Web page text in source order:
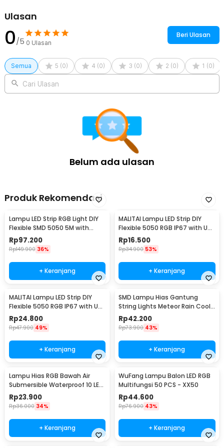
Ulasan
0/5 0 Ulasan
Beri Ulasan
Semua 5 (0) 4 (0) 3 (0) 2 (0) 1 (0)
Cari Ulasan
Belum ada ulasan
Produk Rekomendasi
Lampu LED Strip RGB Light DIY
Flexible SMD 5050 5M with
Remote
Rp97.200
Rp149.900 36%
+ Keranjang
MALITAI Lampu LED Strip DIY
Flexible 5050 RGB IP67 with USB
Controller 1M - SMD2835
Rp16.500
Rp34.900 53%
+ Keranjang
MALITAI Lampu LED Strip DIY
Flexible 5050 RGB IP67 with USB
Controller 2M - SMD2835
Rp24.800
Rp47.900 49%
+ Keranjang
SMD Lampu Hias Gantung
String Lights Meteor Rain Cool
White 30cm 8 PCS
Rp42.200
Rp73.900 43%
+ Keranjang
Lampu Hias RGB Bawah Air
Submersible Waterproof 10 LED
with Remote - 13017
Rp23.900
Rp36.000 34%
+ Keranjang
WuFang Lampu Balon LED RGB
Multifungsi 50 PCS - XX50
Rp44.600
Rp76.900 43%
+ Keranjang